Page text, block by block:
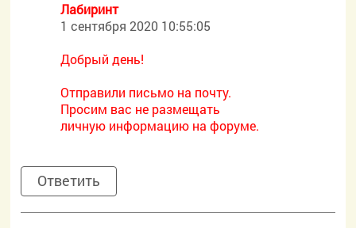
Лабиринт
1 сентября 2020 10:55:05
Добрый день!
Отправили письмо на почту.
Просим вас не размещать
личную информацию на форуме.
Ответить